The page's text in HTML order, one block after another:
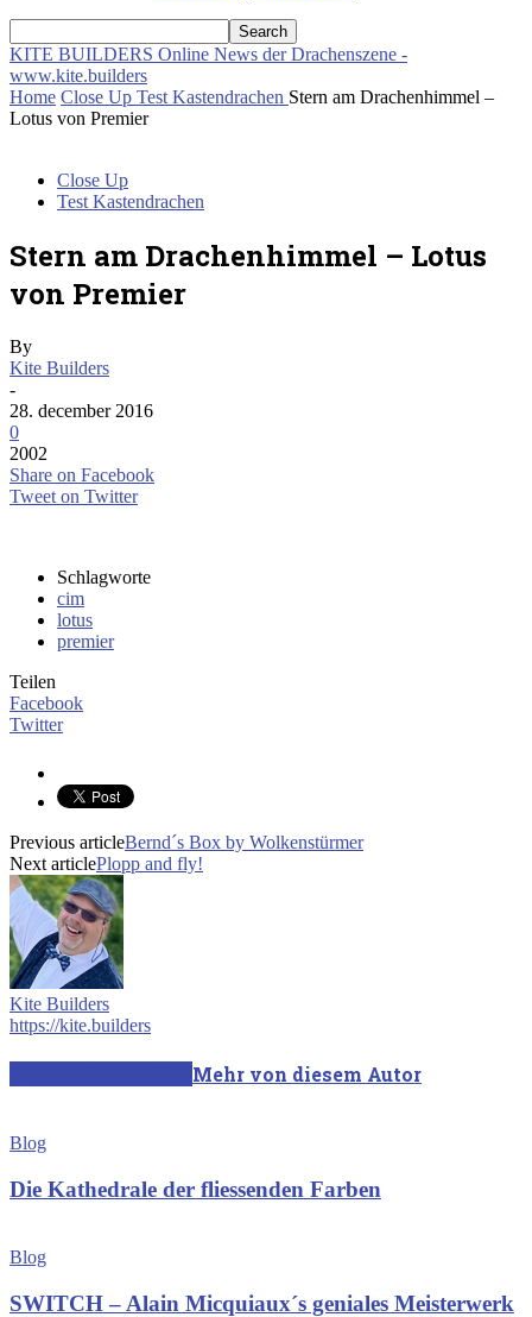
KITE BUILDERS Online News der Drachenszene -
www.kite.builders
Home Close Up Test Kastendrachen Stern am Drachenhimmel –
Lotus von Premier
Close Up
Test Kastendrachen
Stern am Drachenhimmel – Lotus
von Premier
By
Kite Builders
-
28. december 2016
0
2002
Share on Facebook
Tweet on Twitter
Schlagworte
cim
lotus
premier
Teilen
Facebook
Twitter
Previous articleBernd´s Box by Wolkenstürmer
Next articlePlopp and fly!
Kite Builders
https://kite.builders
Mehr von diesem Autor
Blog
Die Kathedrale der fliessenden Farben
Blog
SWITCH – Alain Micquiaux´s geniales Meisterwerk